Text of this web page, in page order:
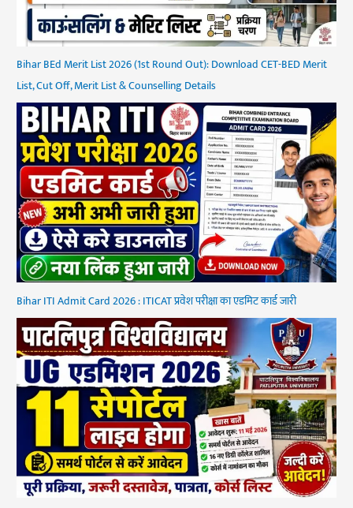
Bihar BEd Merit List 2026 (1st Round Out): Download CET-BED Merit
List, Cut Off, Merit List & Counselling Details
Bihar ITI Admit Card 2026 : ITICAT प्रवेश परीक्षा का एडमिट कार्ड जारी